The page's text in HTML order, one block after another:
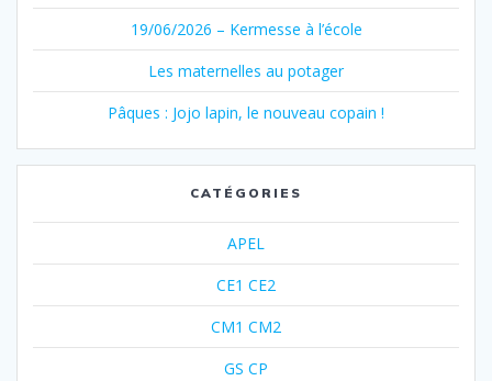
19/06/2026 – Kermesse à l’école
Les maternelles au potager
Pâques : Jojo lapin, le nouveau copain !
CATÉGORIES
APEL
CE1 CE2
CM1 CM2
GS CP